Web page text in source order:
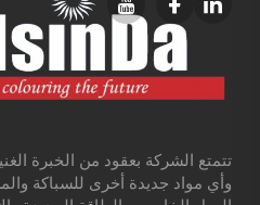
تتمتع الشركة بعقود من الخبرة
وأي مواد جديدة أخرى للسباكة